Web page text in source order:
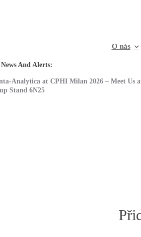
O nás
And Alerts:
Analytica at CPHI Milan 2026 – Meet Us
Stand 6N25